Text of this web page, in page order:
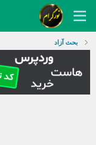
بحث آزاد